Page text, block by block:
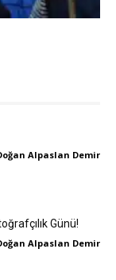
Alpaslan Demir
Günü!
Alpaslan Demir